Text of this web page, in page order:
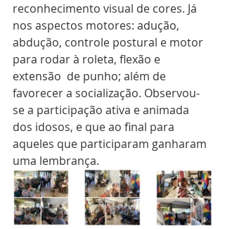
reconhecimento visual de cores. Já
nos aspectos motores: adução,
abdução, controle postural e motor
para rodar à roleta, flexão e
extensão  de punho; além de
favorecer a socialização. Observou-
se a participação ativa e animada
dos idosos, e que ao final para
aqueles que participaram ganharam
uma lembrança.